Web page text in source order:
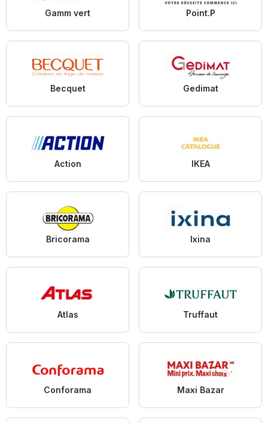
Gamm vert Point.P
Becquet Gedimat
Action IKEA
Bricorama Ixina
Atlas Truffaut
Conforama Maxi Bazar